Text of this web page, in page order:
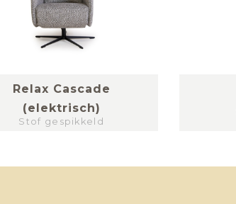
Relax Cascade
(elektrisch)
Stof gespikkeld